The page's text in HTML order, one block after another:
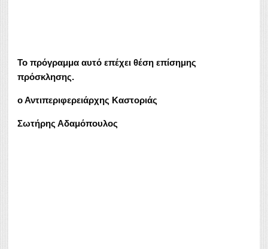
Το πρόγραμμα αυτό επέχει θέση επίσημης
πρόσκλησης.
ο Αντιπεριφερειάρχης Καστοριάς
Σωτήρης Αδαμόπουλος